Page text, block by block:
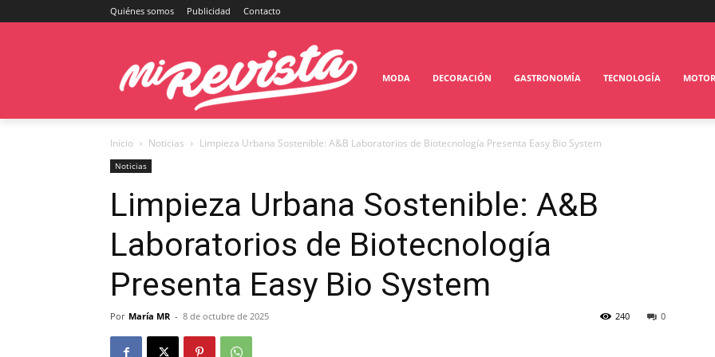
Quiénes somos Publicidad Contacto
MODA DECORACIÓN GASTRONOMÍA TECNOLOGÍA MOTOR
Inicio Noticias Limpieza Urbana Sostenible: A&B Laboratorios de Biotecnología Presenta Easy Bio System
Noticias
Limpieza Urbana Sostenible: A&B
Laboratorios de Biotecnología
Presenta Easy Bio System
Por María MR - 8 de octubre de 2025 0
240